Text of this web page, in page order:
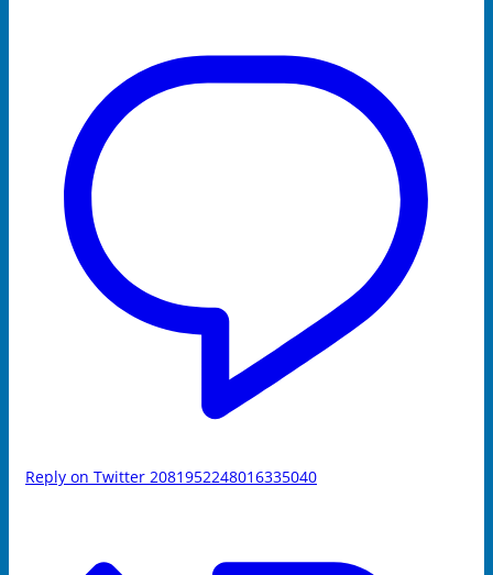
Reply on Twitter 2081952248016335040